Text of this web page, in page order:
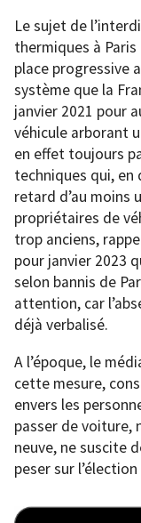
Le sujet de
thermiques à Paris
place progressive
système que la
janvier 2021 pour
véhicule arborant
en effet toujours
techniques qui, en
retard d’au moins
propriétaires de
trop anciens,
pour janvier 2023
selon bannis de
attention, car
déjà verbalisé.
A l’époque, le
cette mesure,
envers les
passer de voiture,
neuve, ne suscite
peser sur